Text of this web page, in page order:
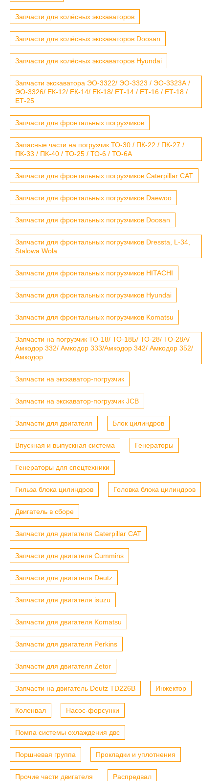
Запчасти для колёсных экскаваторов
Запчасти для колёсных экскаваторов Doosan
Запчасти для колёсных экскаваторов Hyundai
Запчасти экскаватора ЭО-3322/ ЭО-3323 / ЭО-3323А /
ЭО-3326/ ЕК-12/ ЕК-14/ ЕК-18/ ЕТ-14 / ЕТ-16 / ЕТ-18 /
ЕТ-25
Запчасти для фронтальных погрузчиков
Запасные части на погрузчик ТО-30 / ПК-22 / ПК-27 /
ПК-33 / ПК-40 / ТО-25 / ТО-6 / ТО-6А
Запчасти для фронтальных погрузчиков Caterpillar CAT
Запчасти для фронтальных погрузчиков Daewoo
Запчасти для фронтальных погрузчиков Doosan
Запчасти для фронтальных погрузчиков Dressta, L-34,
Stalowa Wola
Запчасти для фронтальных погрузчиков HITACHI
Запчасти для фронтальных погрузчиков Hyundai
Запчасти для фронтальных погрузчиков Komatsu
Запчасти на погрузчик ТО-18/ ТО-18Б/ ТО-28/ ТО-28А/
Амкодор 332/ Амкодор 333/Амкодор 342/ Амкодор 352/
Амкодор
Запчасти на экскаватор-погрузчик
Запчасти на экскаватор-погрузчик JCB
Запчасти для двигателя Блок цилиндров
Впускная и выпускная система Генераторы
Генераторы для спецтехники
Гильза блока цилиндров Головка блока цилиндров
Двигатель в сборе
Запчасти для двигателя Caterpillar CAT
Запчасти для двигателя Cummins
Запчасти для двигателя Deutz
Запчасти для двигателя isuzu
Запчасти для двигателя Komatsu
Запчасти для двигателя Perkins
Запчасти для двигателя Zetor
Запчасти на двигатель Deutz TD226B Инжектор
Коленвал Насос-форсунки
Помпа системы охлаждения двс
Поршневая группа Прокладки и уплотнения
Прочие части двигателя Распредвал